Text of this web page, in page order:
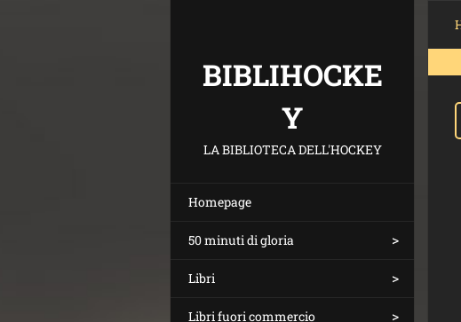
BIBLIHOCKE
Y
LA BIBLIOTECA DELL'HOCKEY
Homepage
50 minuti di gloria
Libri
Libri fuori commercio